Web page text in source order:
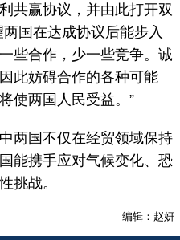
共赢协议，并由此打开双
国在达成协议后能步入
些合作，少一些竞争。诚
此妨碍合作的各种可能
使两国人民受益。”
国不仅在经贸领域保持
能携手应对气候变化、恐
挑战。
编辑：赵妍